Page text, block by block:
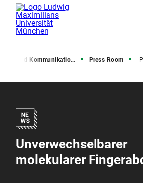
und Kommunikation (PuK) Press Room
Unverwechselbarer
molekularer